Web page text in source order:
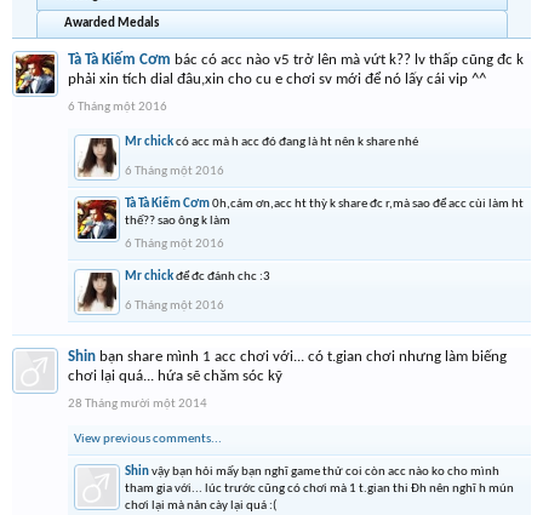
Awarded Medals
Tà Tà Kiếm Cơm bác có acc nào v5 trở lên mà vứt k?? lv thấp cũng đc k
phải xin tích dial đâu,xin cho cu e chơi sv mới để nó lấy cái vip ^^
6 Tháng một 2016
Mr chickcó acc mà h acc đó đang là ht nên k share nhé
6 Tháng một 2016
Tà Tà Kiếm Cơm0h,cám ơn,acc ht thỳ k share đc r,mà sao để acc cùi làm ht
thế?? sao ông k làm
6 Tháng một 2016
Mr chickđể đc đánh chc :3
6 Tháng một 2016
Shin bạn share mình 1 acc chơi với... có t.gian chơi nhưng làm biếng
chơi lại quá... hứa sẽ chăm sóc kỹ
28 Tháng mười một 2014
View previous comments...
Shinvậy bạn hỏi mấy bạn nghĩ game thử coi còn acc nào ko cho mình
tham gia với... lúc trước cũng có chơi mà 1 t.gian thi Đh nên nghĩ h mún
chơi lại mà nản cày lại quá :(